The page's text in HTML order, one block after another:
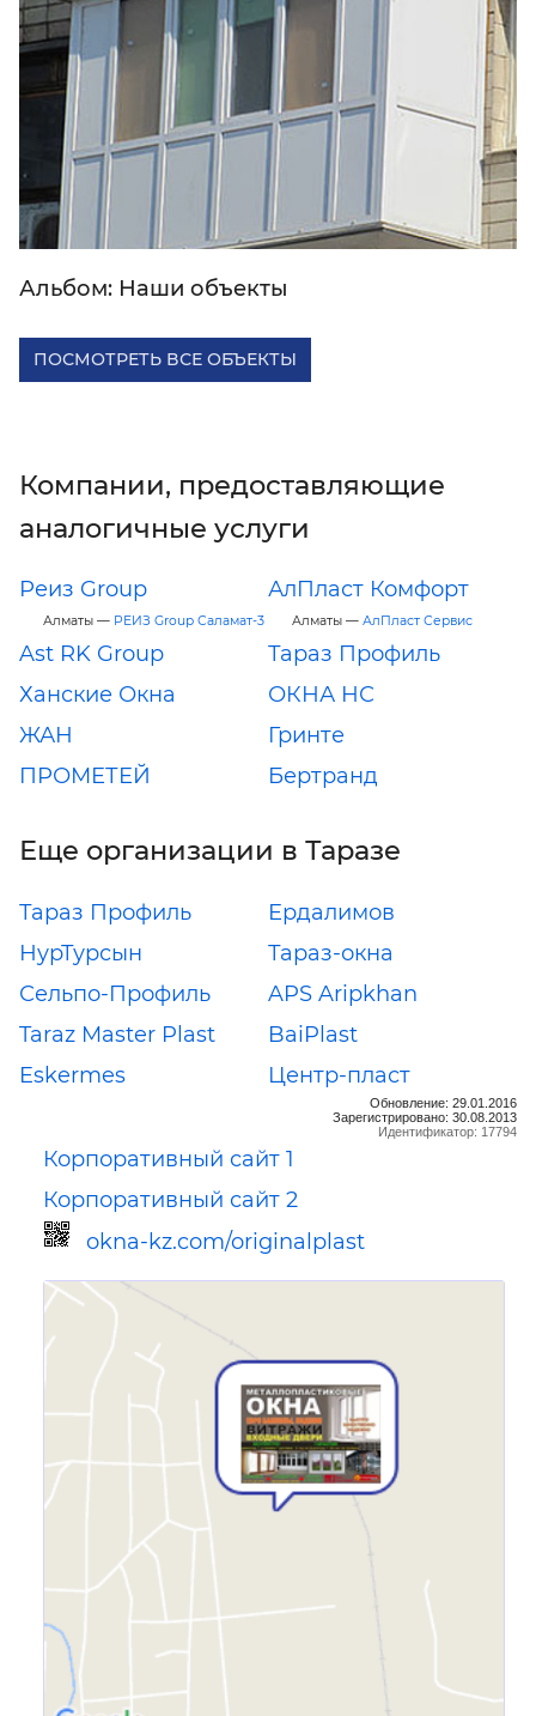
Альбом: Наши объекты
ПОСМОТРЕТЬ ВСЕ ОБЪЕКТЫ
Компании, предоставляющие
аналогичные услуги
Реиз Group
Алматы — РЕИЗ Group Саламат-3
АлПласт Комфорт
Алматы — АлПласт Сервис
Ast RK Group
Тараз Профиль
Ханские Окна
ОКНА НС
ЖАН
Гринте
ПРОМЕТЕЙ
Бертранд
Еще организации в Таразе
Тараз Профиль
Ердалимов
НурТурсын
Тараз-окна
Сельпо-Профиль
APS Aripkhan
Taraz Master Plast
BaiPlast
Eskermes
Центр-пласт
Обновление: 29.01.2016
Зарегистрировано: 30.08.2013
Идентификатор: 17794
Корпоративный сайт 1
Корпоративный сайт 2
okna-kz.com/originalplast
Ссылка для мобильных устройств